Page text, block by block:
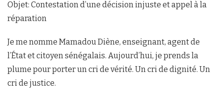
Objet: Contestation d’une décision injuste et appel à la
réparation
Je me nomme Mamadou Diène, enseignant, agent de
l’État et citoyen sénégalais. Aujourd’hui, je prends la
plume pour porter un cri de vérité. Un cri de dignité. Un
cri de justice.